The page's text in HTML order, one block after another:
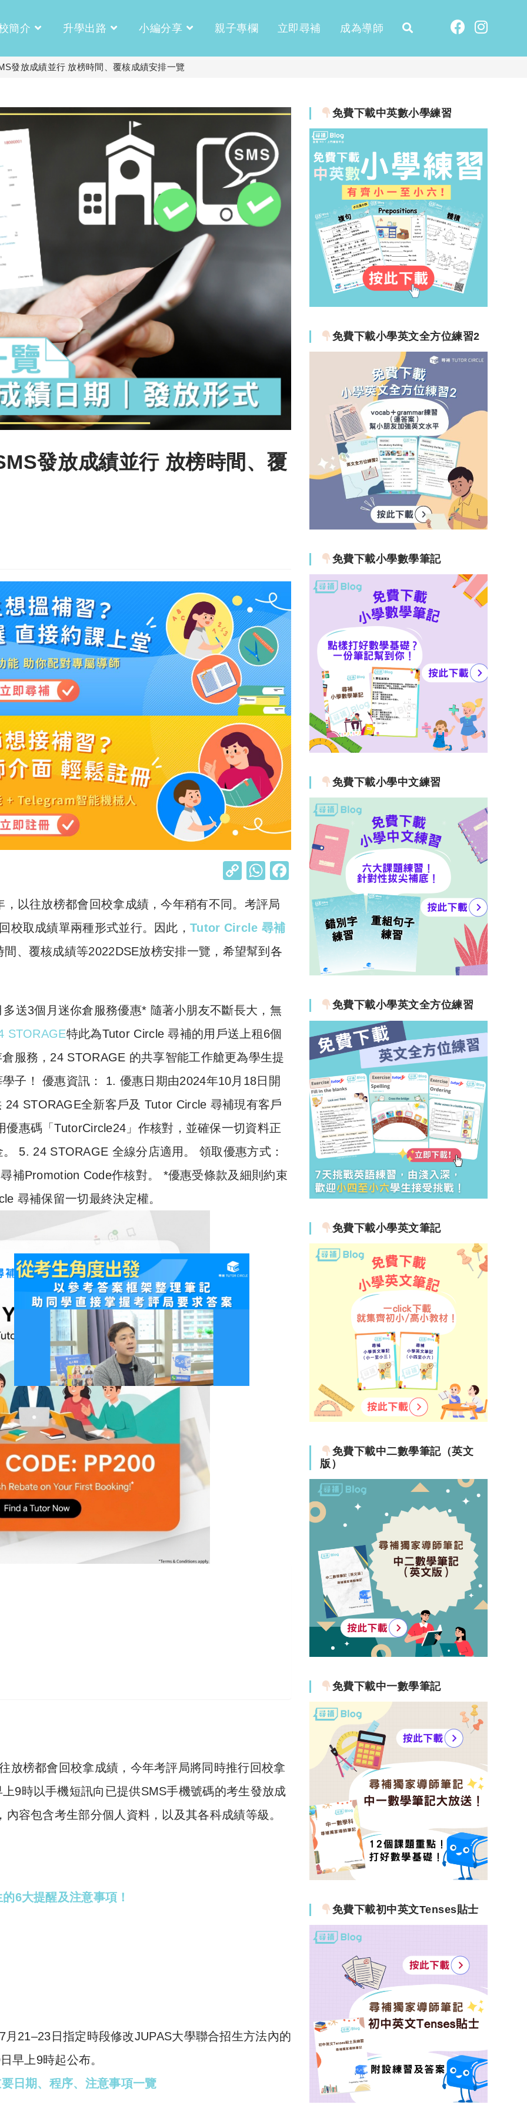
簡介 升學出路 小編分享 親子專欄 立即尋補 成為導師
發放成績並行 放榜時間、覆核成績安排一覽
發放成績並行 放榜時間、覆
C
p
y
Li
W
at
s
A
以往放榜都會回校拿成績，今年稍有不同。考評局
校取成績單兩種形式並行。因此，Tutor Circle 尋補
、覆核成績等2022DSE放榜安排一覽，希望幫到各
送3個月迷你倉服務優惠* 隨著小朋友不斷長大，無
STORAGE特此為Tutor Circle 尋補的用戶送上租6個
服務，24 STORAGE 的共享智能工作艙更為學生提
子！ 優惠資訊： 1. 優惠日期由2024年10月18日開
STORAGE全新客戶及 Tutor Circle 尋補現有客戶
惠碼「TutorCircle24」作核對，並確保一切資料正
5. 24 STORAGE 全線分店適用。 領取優惠方式：
補Promotion Code作核對。 *優惠受條款及細則約束
尋補保留一切最終決定權。
放榜都會回校拿成績，今年考評局將同時推行回校拿
9時以手機短訊向已提供SMS手機號碼的考生發放成
容包含考生部分個人資料，以及其各科成績等級。
6大提醒及注意事項！
21–23日指定時段修改JUPAS大學聯合招生方法內的
早上9時起公布。
日期、程序、注意事項一覽
免費下載中英數小學練習
免費下載小學英文全方位練習2
免費下載小學數學筆記
免費下載小學中文練習
免費下載小學英文全方位練習
免費下載小學英文筆記
免費下載中二數學筆記（英文
版）
免費下載中一數學筆記
免費下載初中英文Tenses貼士